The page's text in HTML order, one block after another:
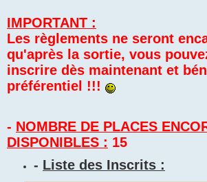
IMPORTANT :
Les règlements ne seront
qu'après la sortie, vous
inscrire dès maintenant et
préférentiel !!!
- NOMBRE DE PLACES
DISPONIBLES : 15
- Liste des Inscrits :